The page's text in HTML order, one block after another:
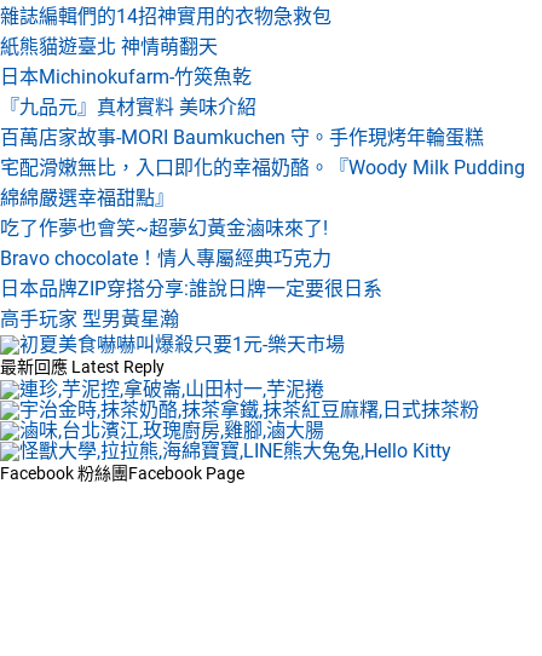
雜誌編輯們的14招神實用的衣物急救包
紙熊貓遊臺北 神情萌翻天
日本Michinokufarm-竹筴魚乾
『九品元』真材實料 美味介紹
百萬店家故事-MORI Baumkuchen 守。手作現烤年輪蛋糕
宅配滑嫩無比，入口即化的幸福奶酪。『Woody Milk Pudding
綿綿嚴選幸福甜點』
吃了作夢也會笑~超夢幻黃金滷味來了!
Bravo chocolate！情人專屬經典巧克力
日本品牌ZIP穿搭分享:誰說日牌一定要很日系
高手玩家 型男黃星瀚
最新回應 Latest Reply
Facebook 粉絲團Facebook Page